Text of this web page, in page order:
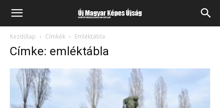
Kezdőlap Címkék Emléktábla
Címke: emléktábla